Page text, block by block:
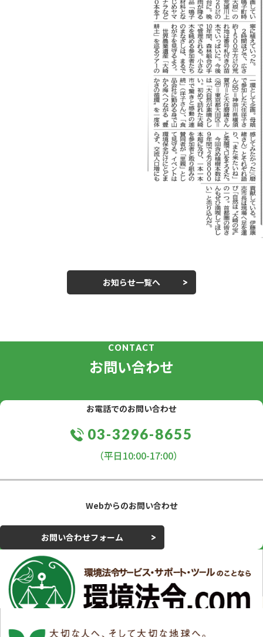
お知らせ一覧へ
CONTACT
お問い合わせ
お電話でのお問い合わせ
03-3296-8655
（平日10:00-17:00）
Webからのお問い合わせ
お問い合わせフォーム